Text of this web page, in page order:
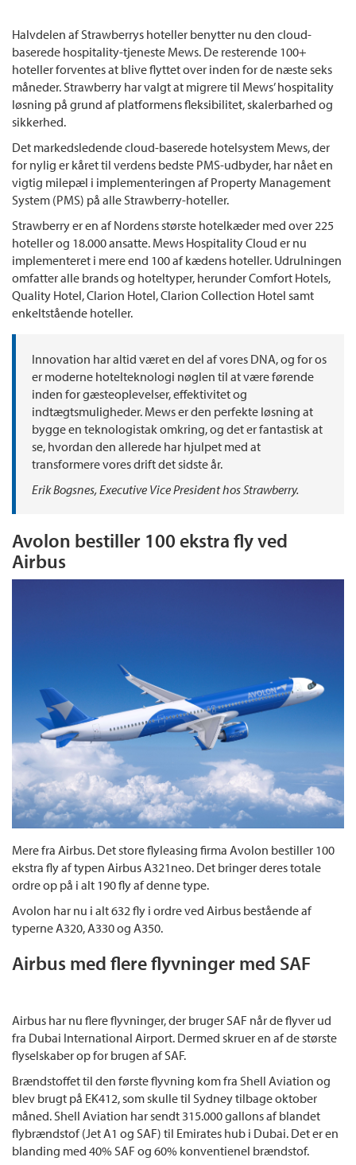
Halvdelen af Strawberrys hoteller benytter nu den cloud-
baserede hospitality-tjeneste Mews. De resterende 100+
hoteller forventes at blive flyttet over inden for de næste seks
måneder. Strawberry har valgt at migrere til Mews’ hospitality
løsning på grund af platformens fleksibilitet, skalerbarhed og
sikkerhed.
Det markedsledende cloud-baserede hotelsystem Mews, der
for nylig er kåret til verdens bedste PMS-udbyder, har nået en
vigtig milepæl i implementeringen af Property Management
System (PMS) på alle Strawberry-hoteller.
Strawberry er en af Nordens største hotelkæder med over 225
hoteller og 18.000 ansatte. Mews Hospitality Cloud er nu
implementeret i mere end 100 af kædens hoteller. Udrulningen
omfatter alle brands og hoteltyper, herunder Comfort Hotels,
Quality Hotel, Clarion Hotel, Clarion Collection Hotel samt
enkeltstående hoteller.
Innovation har altid været en del af vores DNA, og for os
er moderne hotelteknologi nøglen til at være førende
inden for gæsteoplevelser, effektivitet og
indtægtsmuligheder. Mews er den perfekte løsning at
bygge en teknologistak omkring, og det er fantastisk at
se, hvordan den allerede har hjulpet med at
transformere vores drift det sidste år.
Erik Bogsnes, Executive Vice President hos Strawberry.
Avolon bestiller 100 ekstra fly ved
Airbus
Mere fra Airbus. Det store flyleasing firma Avolon bestiller 100
ekstra fly af typen Airbus A321neo. Det bringer deres totale
ordre op på i alt 190 fly af denne type.
Avolon har nu i alt 632 fly i ordre ved Airbus bestående af
typerne A320, A330 og A350.
Airbus med flere flyvninger med SAF
Airbus har nu flere flyvninger, der bruger SAF når de flyver ud
fra Dubai International Airport. Dermed skruer en af de største
flyselskaber op for brugen af SAF.
Brændstoffet til den første flyvning kom fra Shell Aviation og
blev brugt på EK412, som skulle til Sydney tilbage oktober
måned. Shell Aviation har sendt 315.000 gallons af blandet
flybrændstof (Jet A1 og SAF) til Emirates hub i Dubai. Det er en
blanding med 40% SAF og 60% konventienel brændstof.